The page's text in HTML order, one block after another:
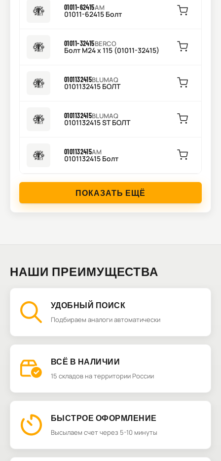
01011-62415AM
01011-62415 Болт
01011-32415BERCO
Болт М24 х 115 (01011-32415)
0101132415BLUMAQ
0101132415 БОЛТ
0101132415BLUMAQ
0101132415 ST БОЛТ
0101132415AM
0101132415 Болт
ПОКАЗАТЬ ЕЩЁ
НАШИ ПРЕИМУЩЕСТВА
УДОБНЫЙ ПОИСК
Подбираем аналоги автоматически
ВСЁ В НАЛИЧИИ
15 складов на территории России
БЫСТРОЕ ОФОРМЛЕНИЕ
Высылаем счет через 5-10 минуты